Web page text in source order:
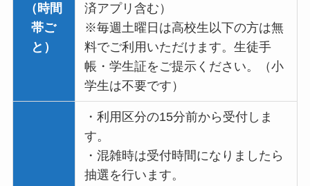
（時間
帯ご
と）
済アプリ含む）
※毎週土曜日は高校生以下の方は無
料でご利用いただけます。生徒手
帳・学生証をご提示ください。（小
学生は不要です）
・利用区分の15分前から受付しま
す。
・混雑時は受付時間になりましたら
抽選を行います。